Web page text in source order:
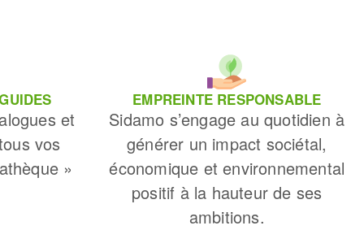
et
vos
»
EMPREINTE RESPONSABLE
Sidamo s’engage au quotidien à
générer un impact sociétal,
économique et environnemental
positif à la hauteur de ses
ambitions.